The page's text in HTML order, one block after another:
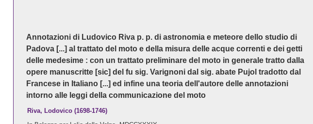
Annotazioni di Ludovico Riva p. p. di astronomia e meteore dello studio di
Padova [...] al trattato del moto e della misura delle acque correnti e dei getti
delle medesime : con un trattato preliminare del moto in generale tratto dalla
opere manuscritte [sic] del fu sig. Varignoni dal sig. abate Pujol tradotto dal
Francese in Italiano [...] ed infine una teoria dell'autore delle annotazioni
intorno alle leggi della communicazione del moto
Riva, Lodovico (1698-1746)